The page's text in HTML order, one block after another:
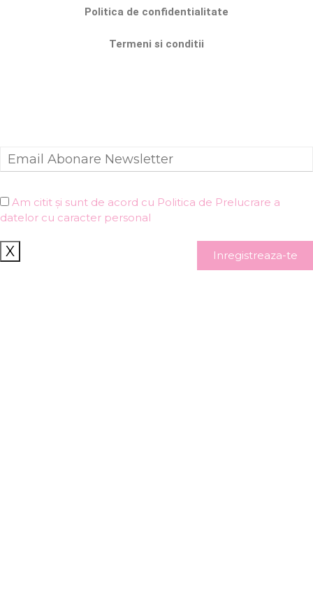
Politica de confidentialitate
Termeni si conditii
Am citit și sunt de acord cu Politica de Prelucrare a
datelor cu caracter personal
X